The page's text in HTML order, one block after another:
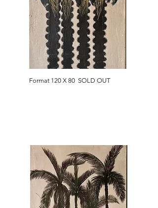
Format 120 X 80 SOLD OUT